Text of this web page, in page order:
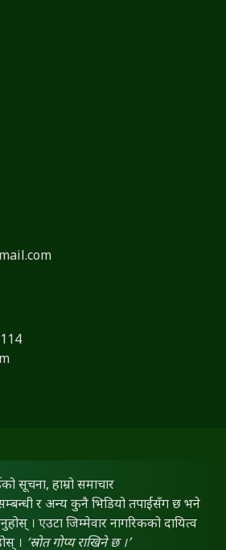
सूचना, हाम्रो समाचार
सम्बन्धी र अन्य कुनै भिडियो तपाईंसँग छ भने
। एउटा जिम्मेवार नागरिकको दायित्व
। ‘स्रोत गोप्य राखिने छ ।’